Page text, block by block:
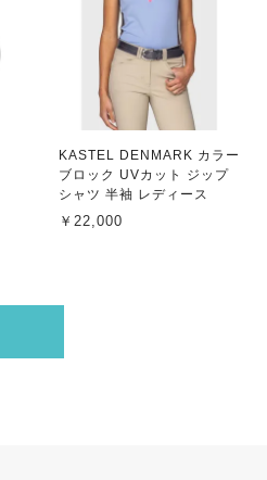
KASTEL DENMARK カラー
ブロック UVカット ジップ
シャツ 半袖 レディース
￥22,000